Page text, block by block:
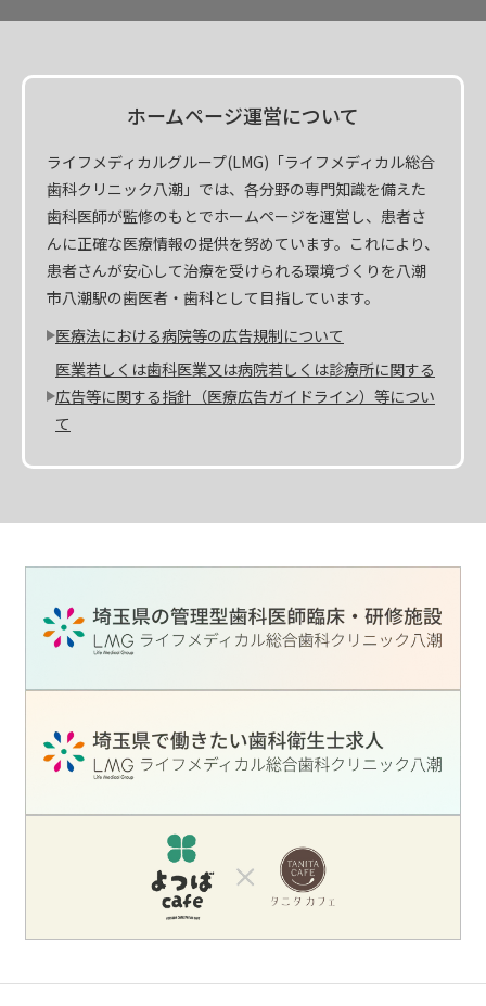
ホームページ運営について
ライフメディカルグループ(LMG)「ライフメディカル総合
歯科クリニック八潮」では、各分野の専門知識を備えた
歯科医師が監修のもとでホームページを運営し、患者さ
んに正確な医療情報の提供を努めています。これにより、
患者さんが安心して治療を受けられる環境づくりを八潮
市八潮駅の歯医者・歯科として目指しています。
医療法における病院等の広告規制について
医業若しくは歯科医業又は病院若しくは診療所に関する
広告等に関する指針（医療広告ガイドライン）等につい
て